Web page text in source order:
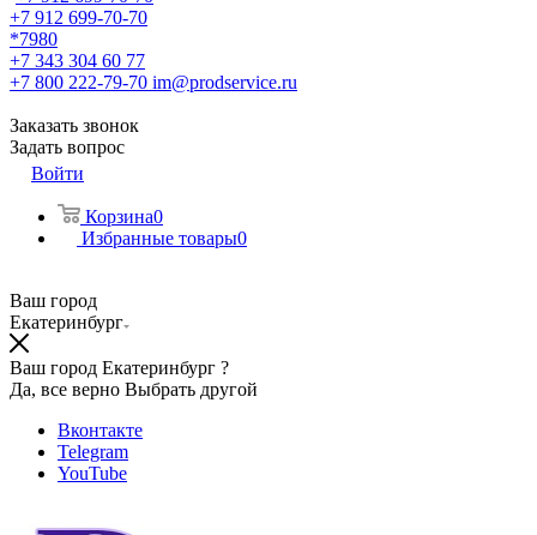
+7 912 699-70-70
*7980
+7 343 304 60 77
+7 800 222-79-70 im@prodservice.ru
Заказать звонок
Задать вопрос
Войти
Корзина0
Избранные товары0
Ваш город
Екатеринбург
Ваш город Екатеринбург ?
Да, все верно Выбрать другой
Вконтакте
Telegram
YouTube